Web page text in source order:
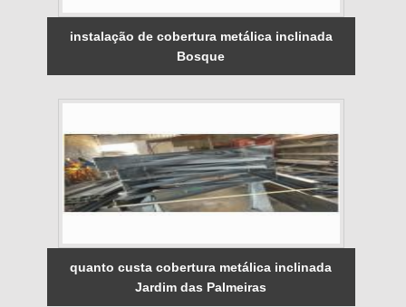
instalação de cobertura metálica inclinada
Bosque
quanto custa cobertura metálica inclinada
Jardim das Palmeiras